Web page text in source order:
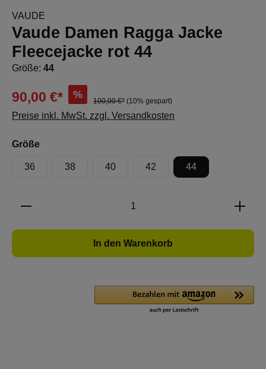
VAUDE
Vaude Damen Ragga Jacke
Fleecejacke rot 44
Größe: 44
90,00 €* %
100,00 €* (10% gespart)
Preise inkl. MwSt. zzgl. Versandkosten
Größeauswählen
36 38 40 42 44
Produkt Anzahl: Gib den gewünschten
In den Warenkorb